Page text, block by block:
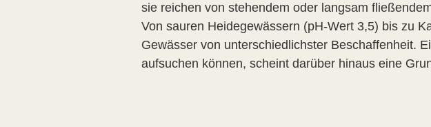
sie reichen von stehendem oder langsam
Von sauren Heidegewässern (pH-Wert 3,5) bis zu
Gewässer von unterschiedlichster Beschaffenheit.
aufsuchen können, scheint darüber hinaus eine